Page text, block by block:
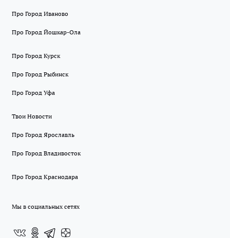
Про Город Иваново
Про Город Йошкар-Ола
Про Город Курск
Про Город Рыбинск
Про Город Уфа
Твои Новости
Про Город Ярославль
Про Город Владивосток
Про Город Краснодара
Мы в социальных сетях